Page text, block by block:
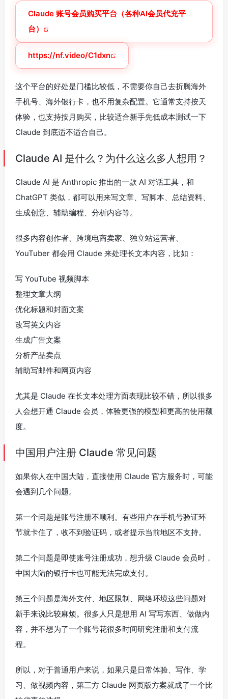
Claude 账号会员购买平台（各种AI会员代充平
台）
https://nf.video/C1dxn
这个平台的好处是门槛比较低，不需要你自己去折腾海外
手机号、海外银行卡，也不用复杂配置。它通常支持按天
体验，也支持按月购买，比较适合新手先低成本测试一下
Claude 到底适不适合自己。
Claude AI 是什么？为什么这么多人想用？
Claude AI 是 Anthropic 推出的一款 AI 对话工具，和
ChatGPT 类似，都可以用来写文章、写脚本、总结资料、
生成创意、辅助编程、分析内容等。
很多内容创作者、跨境电商卖家、独立站运营者、
YouTuber 都会用 Claude 来处理长文本内容，比如：
写 YouTube 视频脚本
整理文章大纲
优化标题和封面文案
改写英文内容
生成广告文案
分析产品卖点
辅助写邮件和网页内容
尤其是 Claude 在长文本处理方面表现比较不错，所以很多
人会想开通 Claude 会员，体验更强的模型和更高的使用额
度。
中国用户注册 Claude 常见问题
如果你人在中国大陆，直接使用 Claude 官方服务时，可能
会遇到几个问题。
第一个问题是账号注册不顺利。有些用户在手机号验证环
节就卡住了，收不到验证码，或者提示当前地区不支持。
第二个问题是即使账号注册成功，想升级 Claude 会员时，
中国大陆的银行卡也可能无法完成支付。
第三个问题是海外支付、地区限制、网络环境这些问题对
新手来说比较麻烦。很多人只是想用 AI 写写东西、做做内
容，并不想为了一个账号花很多时间研究注册和支付流
程。
所以，对于普通用户来说，如果只是日常体验、写作、学
习、做视频内容，第三方 Claude 网页版方案就成了一个比